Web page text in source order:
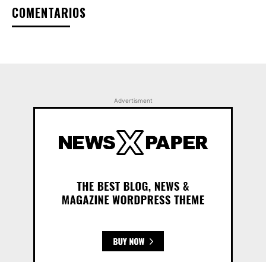
COMENTARIOS
Advertisment